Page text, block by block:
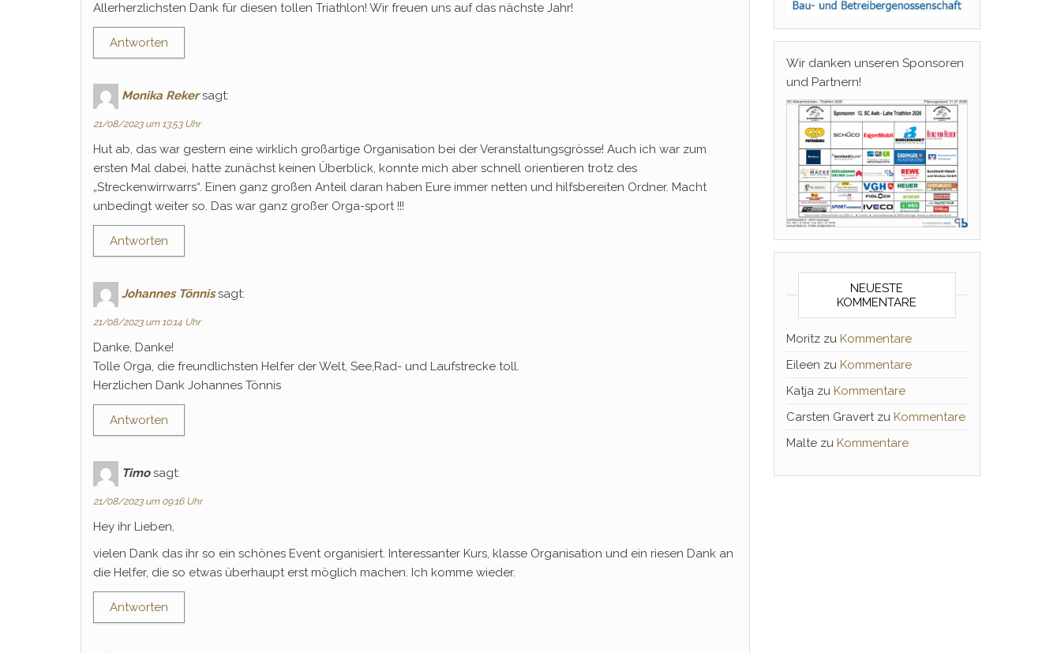
Allerherzlichsten Dank für diesen tollen Triathlon! Wir freuen uns auf das nächste Jahr!
Antworten
Monika Reker sagt:
21/08/2023 um 13:53 Uhr
Hut ab, das war gestern eine wirklich großartige Organisation bei der Veranstaltungsgrösse! Auch ich war zum
ersten Mal dabei, hatte zunächst keinen Überblick, konnte mich aber schnell orientieren trotz des
„Streckenwirrwarrs“. Einen ganz großen Anteil daran haben Eure immer netten und hilfsbereiten Ordner. Macht
unbedingt weiter so. Das war ganz großer Orga-sport !!!
Antworten
Johannes Tönnis sagt:
21/08/2023 um 10:14 Uhr
Danke, Danke!
Tolle Orga, die freundlichsten Helfer der Welt, See,Rad- und Laufstrecke toll.
Herzlichen Dank Johannes Tönnis
Antworten
Timo sagt:
21/08/2023 um 09:16 Uhr
Hey ihr Lieben,
vielen Dank das ihr so ein schönes Event organisiert. Interessanter Kurs, klasse Organisation und ein riesen Dank an
die Helfer, die so etwas überhaupt erst möglich machen. Ich komme wieder.
Antworten
Wir danken unseren Sponsoren
und Partnern!
NEUESTE
KOMMENTARE
Moritzzu Kommentare
Eileen zu Kommentare
Katjazu Kommentare
Carsten Gravertzu Kommentare
Maltezu Kommentare